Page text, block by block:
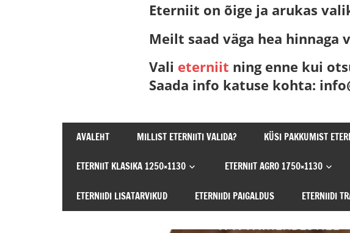
ETERNIITKATUS,
SEE
ÕIGE
Eterniit on õige ja arukas
Meilt saad väga hea hinnaga
Vali eterniit ning enne kui
Saada info katuse kohta:
AVALEHT MILLIST ETERNIITI VALIDA? KÜSI PAKKUMIST
ETERNIIT KLASIKA 1250×1130 ETERNIIT AGRO 1750×1130
ETERNIIDI LISATARVIKUD ETERNIIDI PAIGALDUS ETERNIIDI